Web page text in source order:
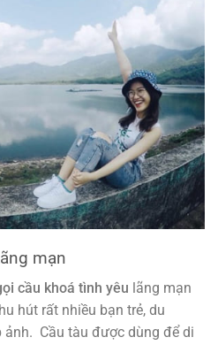
mạn
cầu khoá tình yêu lãng mạn
hút rất nhiều bạn trẻ, du
ảnh. Cầu tàu được dùng để di